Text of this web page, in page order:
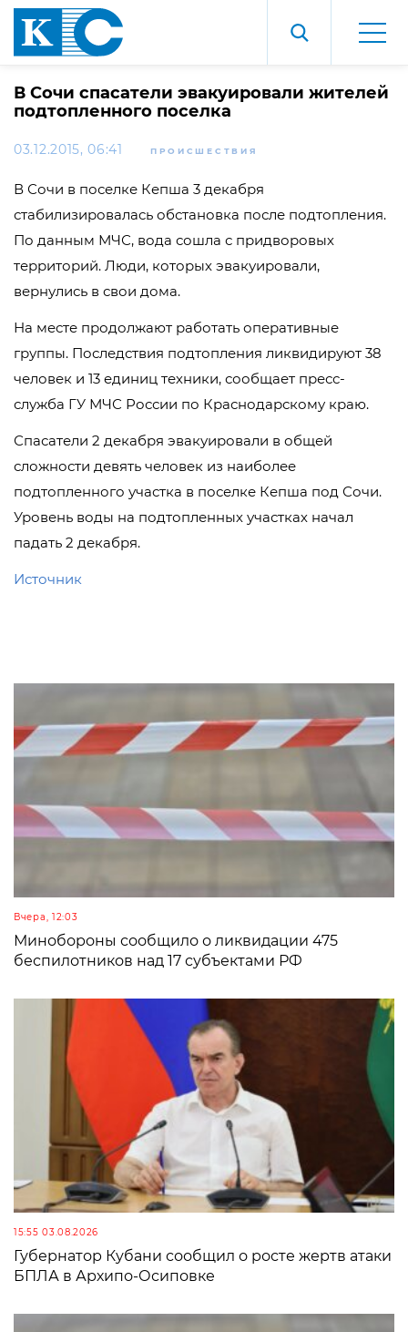
В Сочи спасатели эвакуировали жителей
подтопленного поселка
03.12.2015, 06:41 ПРОИСШЕСТВИЯ
В Сочи в поселке Кепша 3 декабря
стабилизировалась обстановка после подтопления.
По данным МЧС, вода сошла с придворовых
территорий. Люди, которых эвакуировали,
вернулись в свои дома.
На месте продолжают работать оперативные
группы. Последствия подтопления ликвидируют 38
человек и 13 единиц техники, сообщает пресс-
служба ГУ МЧС России по Краснодарскому краю.
Спасатели 2 декабря эвакуировали в общей
сложности девять человек из наиболее
подтопленного участка в поселке Кепша под Сочи.
Уровень воды на подтопленных участках начал
падать 2 декабря.
Источник
Вчера, 12:03
Минобороны сообщило о ликвидации 475
беспилотников над 17 субъектами РФ
15:55 03.08.2026
Губернатор Кубани сообщил о росте жертв атаки
БПЛА в Архипо-Осиповке